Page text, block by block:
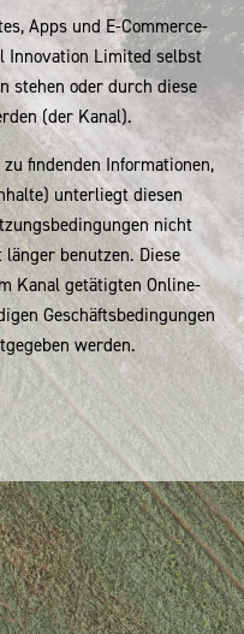
Apps und E-Commerce-
Innovation Limited selbst
stehen oder durch diese
(der Kanal).
findenden Informationen,
unterliegt diesen
nicht
benutzen. Diese
Kanal getätigten Online-
Geschäftsbedingungen
werden.